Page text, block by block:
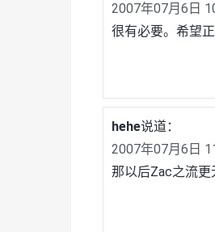
2007年07月6日
很有必要。希望
hehe说道：
2007年07月6日
那以后Zac之流更